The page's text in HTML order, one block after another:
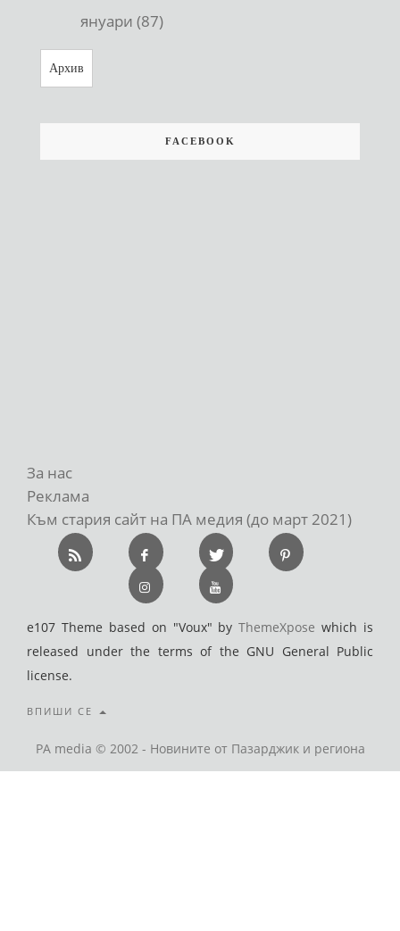
януари (87)
Архив
FACEBOOK
За нас
Реклама
Към стария сайт на ПА медия (до март 2021)
e107 Theme based on "Voux" byThemeXpose which is
released under the terms of the GNU General Public
license.
ВПИШИ СЕ
PA media © 2002 - Новините от Пазарджик и региона